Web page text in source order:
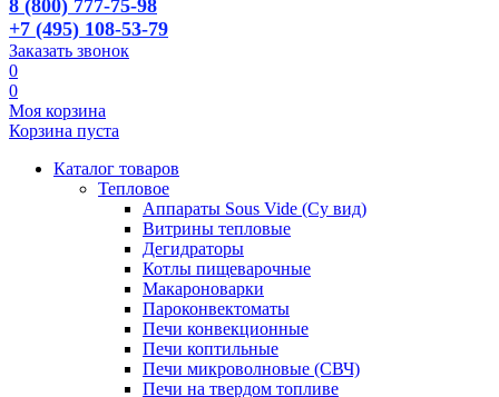
8 (800) 777-75-98
+7 (495) 108-53-79
Заказать звонок
0
0
Моя корзина
Корзина пуста
Каталог товаров
Тепловое
Аппараты Sous Vide (Су вид)
Витрины тепловые
Дегидраторы
Котлы пищеварочные
Макароноварки
Пароконвектоматы
Печи конвекционные
Печи коптильные
Печи микроволновые (СВЧ)
Печи на твердом топливе